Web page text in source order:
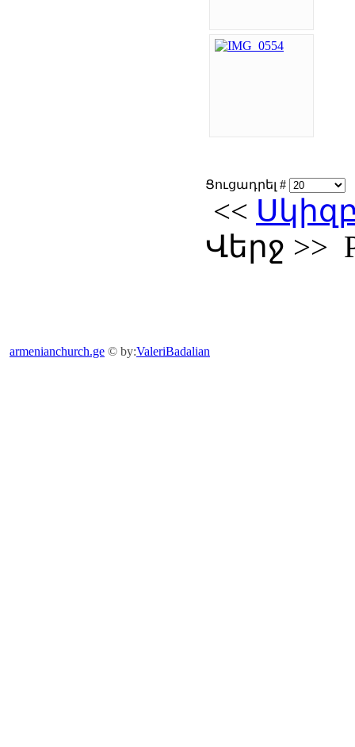
Ցուցադրել #
<<
Վերջ >>
armenianchurch.ge © by:ValeriBadalian